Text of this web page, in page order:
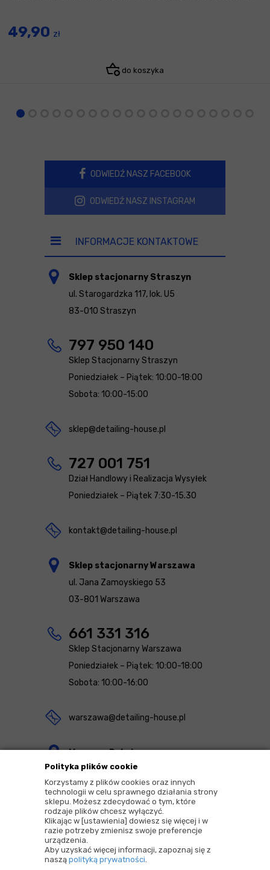
Polityka plików cookie
Korzystamy z plików cookies oraz innych
technologii w celu sprawnego działania strony
sklepu. Możesz zdecydować o tym, które
rodzaje plików chcesz wyłączyć.
Klikając w [ustawienia] dowiesz się więcej i w
razie potrzeby zmienisz swoje preferencje
urządzenia.
Aby uzyskać więcej informacji, zapoznaj się z
naszą polityką prywatności.
49,90 zł
do koszyka
ODWIEDŹ NASZ FACEBOOK
ODWIEDŹ NASZ INSTAGRAM
INFORMACJE KONTAKTOWE
Sklep stacjonarny Straszyn
ul. Starogardzka 117, lok. U5
83-010 Straszyn
797 950 140
Sklep Stacjonarny Straszyn
Poniedziałek – Piątek: 10:00-18:00
Sobota: 10:00-15:00
sklep@detailing-house.pl
727 001 751
Dział Handlowy i Realizacja Wysyłek
Poniedziałek – Piątek 7:30-15.30
kontakt@detailing-house.pl
Sklep stacjonarny Warszawa
ul. Jana Zamoyskiego 53
03-801 Warszawa
661 331 316
Sklep Stacjonarny Warszawa
Poniedziałek – Piątek: 10:00-18:00
Sobota: 10:00-16:00
warszawa@detailing-house.pl
Magazyn Rekcin
Nomos Sp. z o.o. sp.k.
ul. Agrestowa 1
83-010 Rekcin